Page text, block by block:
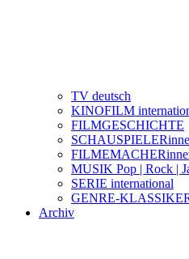
TV deutsch
KINOFILM
FILMGESCHICHTE
MUSIK Pop | Rock |
SERIE international
GENRE-
Archiv